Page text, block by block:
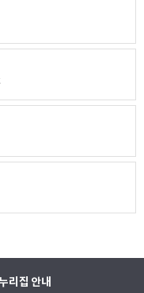
리집 안내